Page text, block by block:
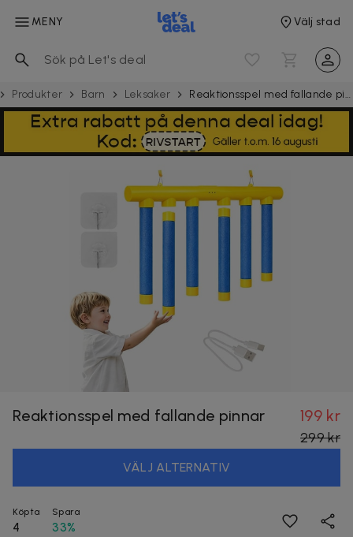
MENY Välj stad
Produkter Barn Leksaker Reaktionsspel med fallande pinnar
Reaktionsspel med fallande pinnar 199 kr
299 kr
VÄLJ ALTERNATIV
Köpta
4
Spara
33%